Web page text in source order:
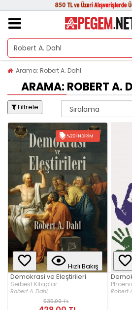
Arama: Robert A. Dahl
ARAMA: ROBERT A.
Filtrele
%20 İNDIRIM
Hızlı Bakış
Demokrasi ve Eleştirileri
Serbest Kitaplar
Robert A. Dahl
535,00 TL
Robert